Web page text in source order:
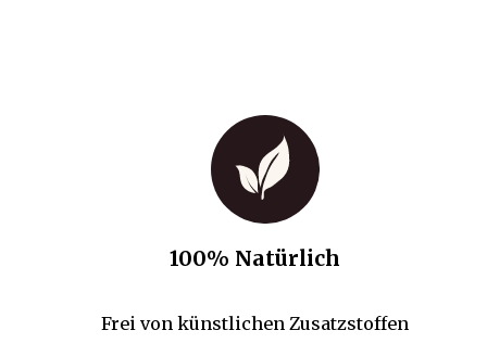
100% Natürlich
Frei von künstlichen Zusatzstoffen